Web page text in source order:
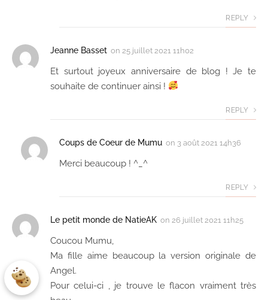
REPLY
Jeanne Basset on 25 juillet 2021 11h02
Et surtout joyeux anniversaire de blog ! Je te
souhaite de continuer ainsi !
REPLY
Coups de Coeur de Mumu on 3 août 2021 14h36
Merci beaucoup ! ^_^
REPLY
Le petit monde de NatieAK on 26 juillet 2021 11h25
Coucou Mumu,
Ma fille aime beaucoup la version originale de
Angel.
Pour celui-ci , je trouve le flacon vraiment très